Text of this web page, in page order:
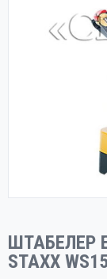
ШТАБЕЛЕР
STAXX